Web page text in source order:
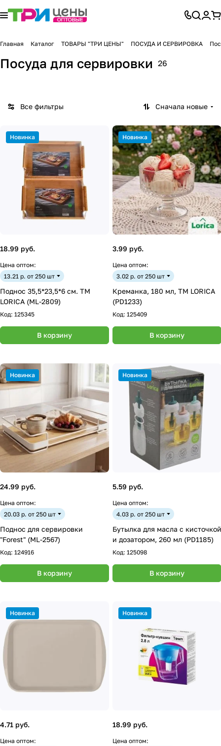
Главная Каталог ТОВАРЫ "ТРИ ЦЕНЫ" ПОСУДА И СЕРВИРОВКА
Посуда для сервировки 26
Все фильтры Сначала новые
Новинка
18.99 руб.
Цена оптом:
13.21 р. от 250 шт
Поднос 35,5*23,5*6 см. ТМ
LORICA (ML-2809)
Код: 125345
В корзину
Новинка
3.99 руб.
Цена оптом:
3.02 р. от 250 шт
Креманка, 180 мл, ТМ LORICA
(PD1233)
Код: 125409
В корзину
Новинка
24.99 руб.
Цена оптом:
20.03 р. от 250 шт
Поднос для сервировки
"Forest" (ML-2567)
Код: 124916
В корзину
Новинка
5.59 руб.
Цена оптом:
4.03 р. от 250 шт
Бутылка для масла с кисточкой
и дозатором, 260 мл (PD1185)
Код: 125098
В корзину
Новинка
4.71 руб.
Цена оптом:
Новинка
18.99 руб.
Цена оптом: